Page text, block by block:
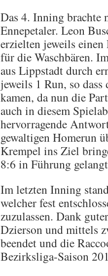
Das 4. Inning brachte
Ennepetaler. Leon
erzielten jeweils
für die Waschbären.
aus Lippstadt durch
jeweils 1 Run, so
kamen, da nun die
auch in diesem
hervorragende
gewaltigen Homerun
Krempel ins Ziel
8:6 in Führung
Im letzten Inning
welcher fest
zuzulassen. Dank
Dzierson und mittels
beendet und die
Bezirksliga-Saison